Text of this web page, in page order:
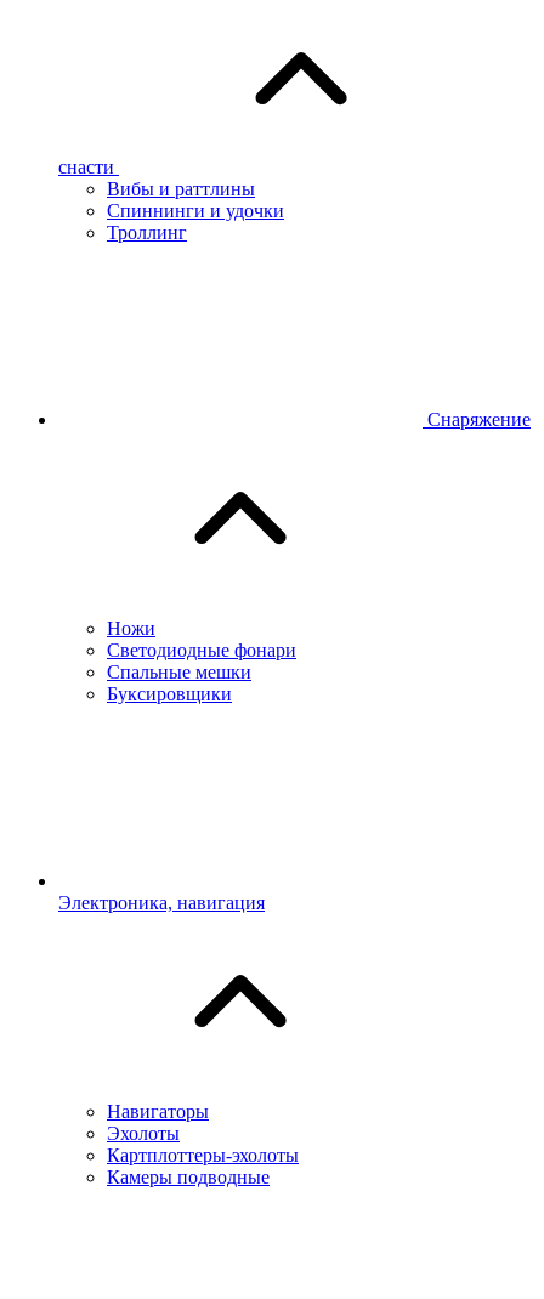
снасти
Вибы и раттлины
Спиннинги и удочки
Троллинг
Снаряжение
Ножи
Светодиодные фонари
Спальные мешки
Буксировщики
Электроника, навигация
Навигаторы
Эхолоты
Картплоттеры-эхолоты
Камеры подводные